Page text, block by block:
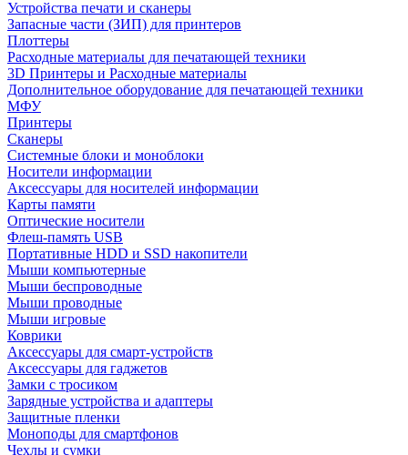
Устройства печати и сканеры
Запасные части (ЗИП) для принтеров
Плоттеры
Расходные материалы для печатающей техники
3D Принтеры и Расходные материалы
Дополнительное оборудование для печатающей техники
МФУ
Принтеры
Сканеры
Системные блоки и моноблоки
Носители информации
Аксессуары для носителей информации
Карты памяти
Оптические носители
Флеш-память USB
Портативные HDD и SSD накопители
Мыши компьютерные
Мыши беспроводные
Мыши проводные
Мыши игровые
Коврики
Аксессуары для смарт-устройств
Аксессуары для гаджетов
Замки с тросиком
Зарядные устройства и адаптеры
Защитные пленки
Моноподы для смартфонов
Чехлы и сумки